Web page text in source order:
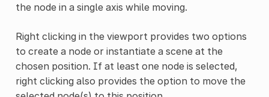
the node in a single axis while moving.
Right clicking in the viewport provides two options
to create a node or instantiate a scene at the
chosen position. If at least one node is selected,
right clicking also provides the option to move the